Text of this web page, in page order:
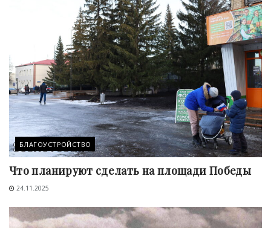
БЛАГОУСТРОЙСТВО
Что планируют сделать на площади Победы
24.11.2025